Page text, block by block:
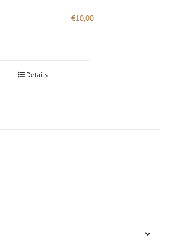
€10,00
Details